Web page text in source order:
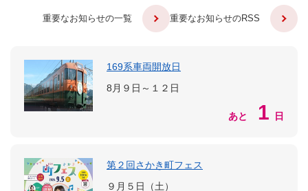
重要なお知らせの一覧 重要なお知らせのRSS
169系車両開放日
8月９日～１２日
あと 1 日
第２回さかき町フェス
９月５日（土）